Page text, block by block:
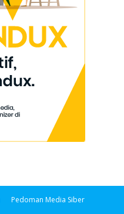
Pedoman Media Siber